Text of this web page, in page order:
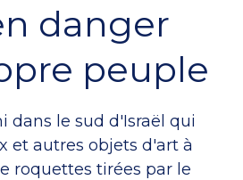
danger
peuple
dans le sud d'Israël qui
et autres objets d'art à
roquettes tirées par le